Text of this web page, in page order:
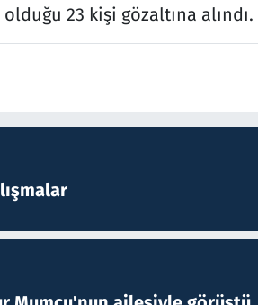
23 kişi gözaltına alındı.